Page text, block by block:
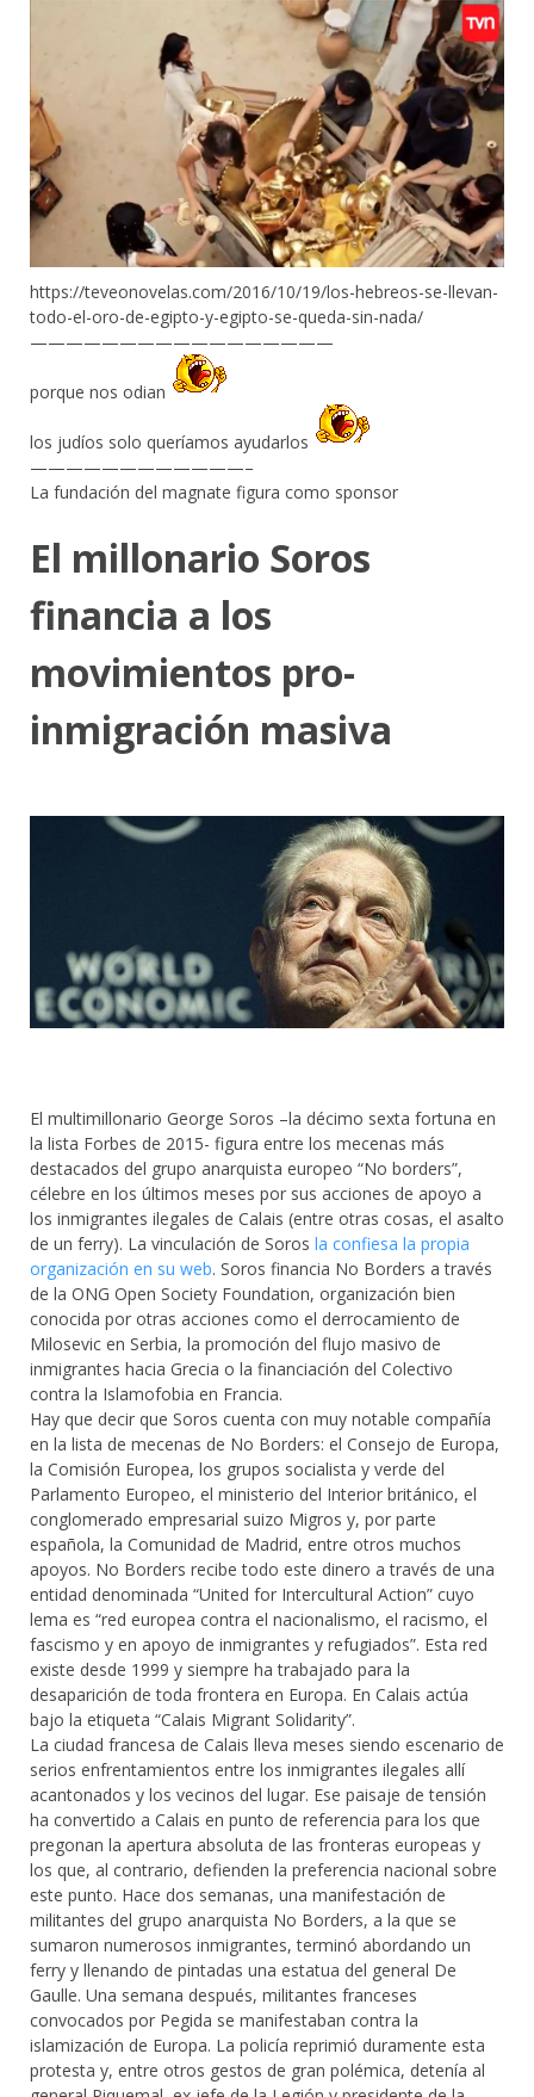
https://teveonovelas.com/2016/10/19/los-hebreos-se-llevan-
todo-el-oro-de-egipto-y-egipto-se-queda-sin-nada/
—————————————————
porque nos odian
los judíos solo queríamos ayudarlos
————————————–
La fundación del magnate figura como sponsor
El millonario Soros
financia a los
movimientos pro-
inmigración masiva
El multimillonario George Soros –la décimo sexta fortuna en
la lista Forbes de 2015- figura entre los mecenas más
destacados del grupo anarquista europeo “No borders”,
célebre en los últimos meses por sus acciones de apoyo a
los inmigrantes ilegales de Calais (entre otras cosas, el asalto
de un ferry). La vinculación de Soros la confiesa la propia
organización en su web. Soros financia No Borders a través
de la ONG Open Society Foundation, organización bien
conocida por otras acciones como el derrocamiento de
Milosevic en Serbia, la promoción del flujo masivo de
inmigrantes hacia Grecia o la financiación del Colectivo
contra la Islamofobia en Francia.
Hay que decir que Soros cuenta con muy notable compañía
en la lista de mecenas de No Borders: el Consejo de Europa,
la Comisión Europea, los grupos socialista y verde del
Parlamento Europeo, el ministerio del Interior británico, el
conglomerado empresarial suizo Migros y, por parte
española, la Comunidad de Madrid, entre otros muchos
apoyos. No Borders recibe todo este dinero a través de una
entidad denominada “United for Intercultural Action” cuyo
lema es “red europea contra el nacionalismo, el racismo, el
fascismo y en apoyo de inmigrantes y refugiados”. Esta red
existe desde 1999 y siempre ha trabajado para la
desaparición de toda frontera en Europa. En Calais actúa
bajo la etiqueta “Calais Migrant Solidarity”.
La ciudad francesa de Calais lleva meses siendo escenario de
serios enfrentamientos entre los inmigrantes ilegales allí
acantonados y los vecinos del lugar. Ese paisaje de tensión
ha convertido a Calais en punto de referencia para los que
pregonan la apertura absoluta de las fronteras europeas y
los que, al contrario, defienden la preferencia nacional sobre
este punto. Hace dos semanas, una manifestación de
militantes del grupo anarquista No Borders, a la que se
sumaron numerosos inmigrantes, terminó abordando un
ferry y llenando de pintadas una estatua del general De
Gaulle. Una semana después, militantes franceses
convocados por Pegida se manifestaban contra la
islamización de Europa. La policía reprimió duramente esta
protesta y, entre otros gestos de gran polémica, detenía al